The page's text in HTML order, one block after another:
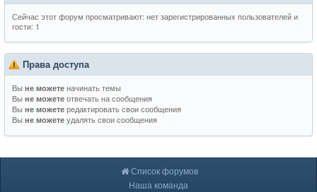
Сейчас этот форум просматривают: нет зарегистрированных пользователей и
гости: 1
Права доступа
Вы не можете начинать темы
Вы не можете отвечать на сообщения
Вы не можете редактировать свои сообщения
Вы не можете удалять свои сообщения
Список форумов
Наша команда